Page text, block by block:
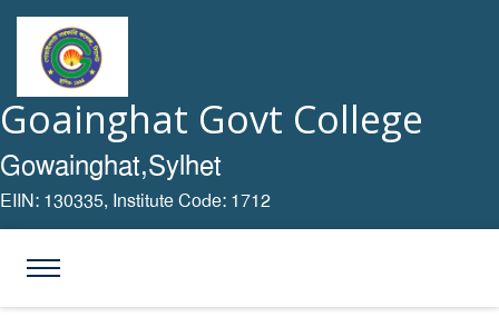
Goainghat Govt College
Gowainghat,Sylhet
EIIN: 130335, Institute Code: 1712